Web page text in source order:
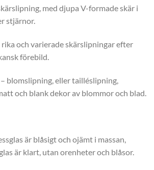
med djupa V-formade skär i
stjärnor.
och varierade skärslipningar efter
förebild.
blomslipning, eller tailléslipning,
och blank dekor av blommor och blad.
är blåsigt och ojämt i massan,
är klart, utan orenheter och blåsor.